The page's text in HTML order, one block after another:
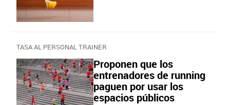
TASA AL PERSONAL TRAINER
Proponen que los
entrenadores de running
paguen por usar los
espacios públicos